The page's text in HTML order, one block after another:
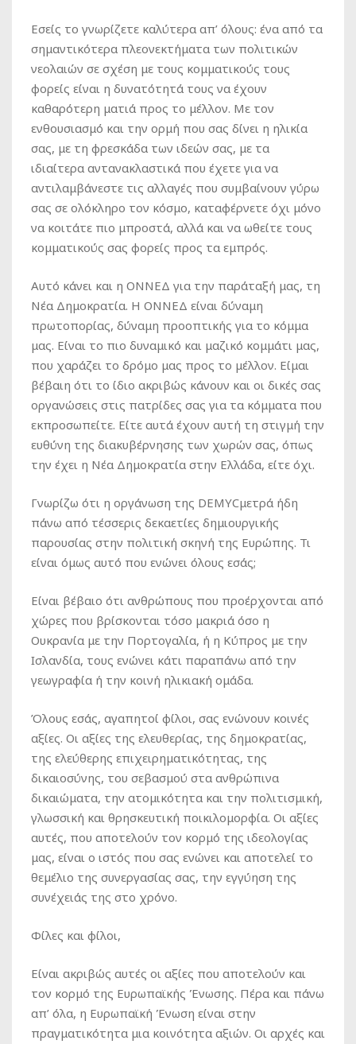
Εσείς το γνωρίζετε καλύτερα απ’ όλους: ένα από τα
σημαντικότερα πλεονεκτήματα των πολιτικών
νεολαιών σε σχέση με τους κομματικούς τους
φορείς είναι η δυνατότητά τους να έχουν
καθαρότερη ματιά προς το μέλλον. Με τον
ενθουσιασμό και την ορμή που σας δίνει η ηλικία
σας, με τη φρεσκάδα των ιδεών σας, με τα
ιδιαίτερα αντανακλαστικά που έχετε για να
αντιλαμβάνεστε τις αλλαγές που συμβαίνουν γύρω
σας σε ολόκληρο τον κόσμο, καταφέρνετε όχι μόνο
να κοιτάτε πιο μπροστά, αλλά και να ωθείτε τους
κομματικούς σας φορείς προς τα εμπρός.
Αυτό κάνει και η ΟΝΝΕΔ για την παράταξή μας, τη
Νέα Δημοκρατία. Η ΟΝΝΕΔ είναι δύναμη
πρωτοπορίας, δύναμη προοπτικής για το κόμμα
μας. Είναι το πιο δυναμικό και μαζικό κομμάτι μας,
που χαράζει το δρόμο μας προς το μέλλον. Είμαι
βέβαιη ότι το ίδιο ακριβώς κάνουν και οι δικές σας
οργανώσεις στις πατρίδες σας για τα κόμματα που
εκπροσωπείτε. Είτε αυτά έχουν αυτή τη στιγμή την
ευθύνη της διακυβέρνησης των χωρών σας, όπως
την έχει η Νέα Δημοκρατία στην Ελλάδα, είτε όχι.
Γνωρίζω ότι η οργάνωση της DEMYCμετρά ήδη
πάνω από τέσσερις δεκαετίες δημιουργικής
παρουσίας στην πολιτική σκηνή της Ευρώπης. Τι
είναι όμως αυτό που ενώνει όλους εσάς;
Είναι βέβαιο ότι ανθρώπους που προέρχονται από
χώρες που βρίσκονται τόσο μακριά όσο η
Ουκρανία με την Πορτογαλία, ή η Κύπρος με την
Ισλανδία, τους ενώνει κάτι παραπάνω από την
γεωγραφία ή την κοινή ηλικιακή ομάδα.
Όλους εσάς, αγαπητοί φίλοι, σας ενώνουν κοινές
αξίες. Οι αξίες της ελευθερίας, της δημοκρατίας,
της ελεύθερης επιχειρηματικότητας, της
δικαιοσύνης, του σεβασμού στα ανθρώπινα
δικαιώματα, την ατομικότητα και την πολιτισμική,
γλωσσική και θρησκευτική ποικιλομορφία. Οι αξίες
αυτές, που αποτελούν τον κορμό της ιδεολογίας
μας, είναι ο ιστός που σας ενώνει και αποτελεί το
θεμέλιο της συνεργασίας σας, την εγγύηση της
συνέχειάς της στο χρόνο.
Φίλες και φίλοι,
Είναι ακριβώς αυτές οι αξίες που αποτελούν και
τον κορμό της Ευρωπαϊκής Ένωσης. Πέρα και πάνω
απ’ όλα, η Ευρωπαϊκή Ένωση είναι στην
πραγματικότητα μια κοινότητα αξιών. Οι αρχές και